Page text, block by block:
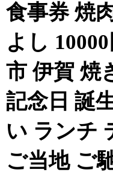
食事券 焼
よし
市 伊賀 焼
記念日 誕
い ランチ
ご当地 ご